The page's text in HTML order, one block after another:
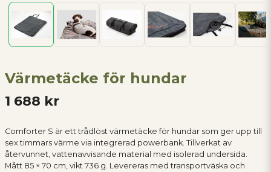
Värmetäcke för hundar
1 688 kr
Comforter S är ett trådlöst värmetäcke för hundar som ger upp till
sex timmars värme via integrerad powerbank. Tillverkat av
återvunnet, vattenavvisande material med isolerad undersida.
Mått 85 × 70 cm, vikt 736 g. Levereras med transportväska och